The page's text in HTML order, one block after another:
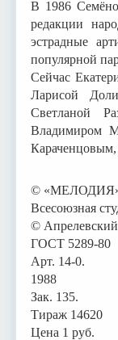
В 1986
редакции
эстрадные
популярной
Сейчас
Ларисой
Светланой
Владимиром
©
Всесоюзная
© Апрелевский
ГОСТ 5289-80
Арт. 14-0.
1988
Зак. 135.
Тираж 14620
Цена 1 руб.